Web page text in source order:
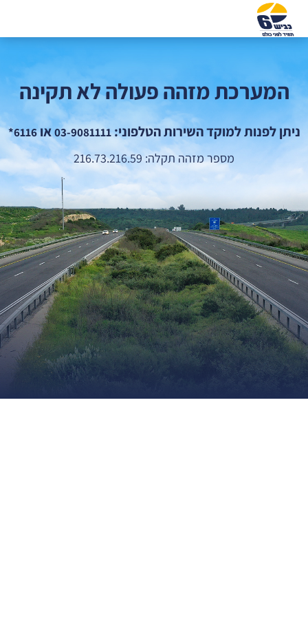
המערכת מזהה פעולה לא תקינה
ניתן לפנות למוקד השירות הטלפוני:03-9081111או6116*
מספר מזהה תקלה: 216.73.216.59